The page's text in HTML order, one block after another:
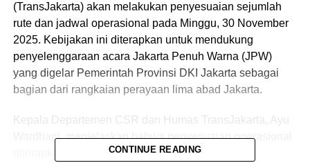
(TransJakarta) akan melakukan penyesuaian sejumlah
rute dan jadwal operasional pada Minggu, 30 November
2025. Kebijakan ini diterapkan untuk mendukung
penyelenggaraan acara Jakarta Penuh Warna (JPW)
yang digelar Pemerintah Provinsi DKI Jakarta sebagai
bagian dari rangkaian perayaan lima abad Jakarta.
Kepala Departemen CSR dan Humas TransJakarta, Ayu
Wardhani, menjelaskan bahwa penyesuaian operasional
diterapkan mulai pukul 05.00 hingga 10.00 WIB.
CONTINUE READING